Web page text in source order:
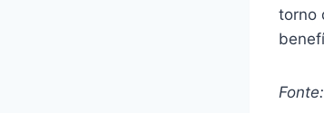
torno
Fonte: